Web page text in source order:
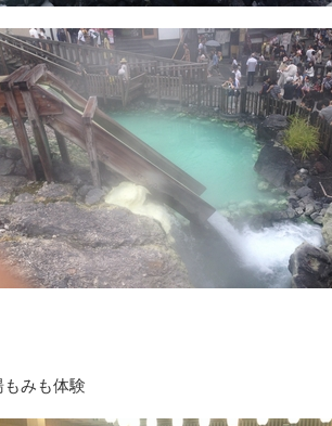
もみも体験